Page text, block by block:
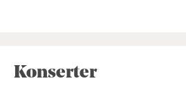
Konserter